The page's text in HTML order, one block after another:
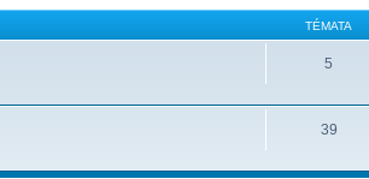
TÉMATA
5
39